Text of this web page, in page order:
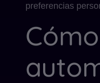
preferencias